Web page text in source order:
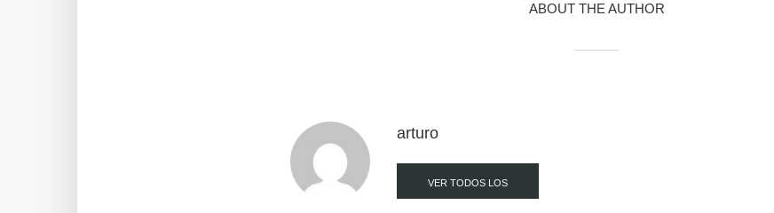
ABOUT THE AUTHOR
arturo
VER TODOS LOS